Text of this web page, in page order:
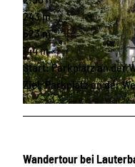
© 360grad-team, Stadtverwaltung
243 m
523 m
144 m
Start: Parkplatz an der
Ziel: Parkplatz an der
Wandertour bei